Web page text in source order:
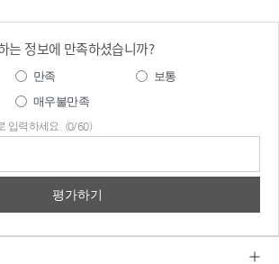
는 정보에 만족하셨습니까?
만족
보통
매우불만족
입력하세요. (0/60)